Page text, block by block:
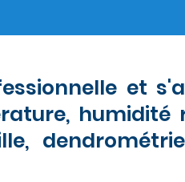
et
humidité